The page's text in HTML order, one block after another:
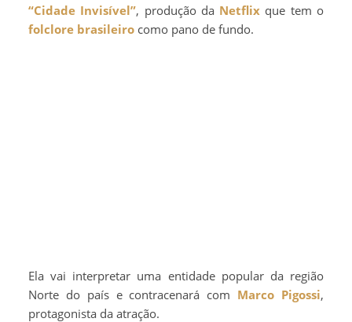
“Cidade Invisível”, produção da Netflix que tem o
folclore brasileiro como pano de fundo.
Ela vai interpretar uma entidade popular da região
Norte do país e contracenará com Marco Pigossi,
protagonista da atração.